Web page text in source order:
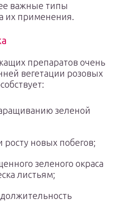
важные типы
их применения.
препаратов очень
вегетации розовых
зеленой
новых побегов;
зеленого окраса
листьям;